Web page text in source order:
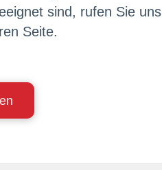
sind, rufen Sie uns
Seite.